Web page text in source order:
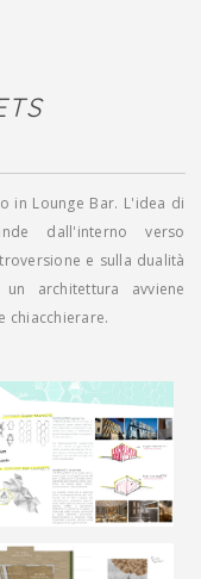
in Lounge Bar. L'idea di
dall'interno verso
e sulla dualità
architettura avviene
chiacchierare.